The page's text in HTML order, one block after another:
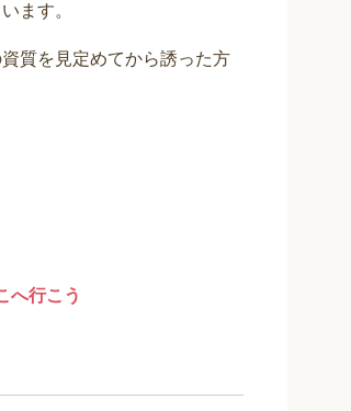
ます。
質を見定めてから誘った方
へ行こう